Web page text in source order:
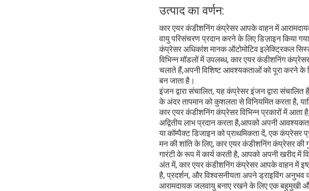
उत्पाद का वर्णन:
कार एयर कंडीशनिंग कंप्रेसर आपके वाहन में
वायु परिसंचरण प्रदान करने के लिए डिज़ाइन किया
कंप्रेसर अधिकांश मानक ऑटोमोटिव इलेक्ट्रिकल
विभिन्न मॉडलों में उपलब्ध, कार एयर कंडीशनिंग
चलाते हैं,अपनी विशिष्ट आवश्यकताओं को पूरा करने
बन जाता है।
इंजन द्वारा संचालित, यह कंप्रेसर इंजन द्वारा
के अंदर तापमान को कुशलता से विनियमित करता है,
कार एयर कंडीशनिंग कंप्रेसर विभिन्न प्रकारों में आता
अद्वितीय लाभ प्रदान करता है,आपको अपनी
या कॉम्पैक्ट डिजाइन को प्राथमिकता दें, एक
मन की शांति के लिए, कार एयर कंडीशनिंग कंप्रेसर की
गारंटी के रूप में कार्य करती है, आपको अपनी खरीद में
अंत में, कार एयर कंडीशनिंग कंप्रेसर आपके वाहन में
है, प्रदर्शन, और विश्वसनीयता अपने ड्राइविंग
आरामदायक जलवायु बनाए रखने के लिए एक बहुमुखी